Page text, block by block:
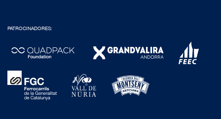
PATROCINADORES: